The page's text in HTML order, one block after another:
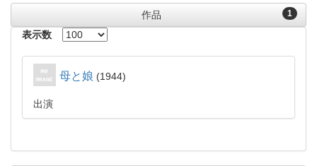
1
作品
表示数
母と娘 1944
出演